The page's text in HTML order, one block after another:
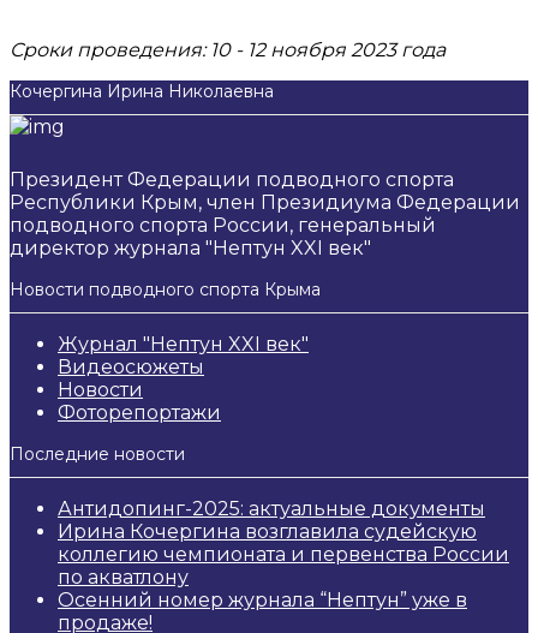
Сроки проведения: 10 - 12 ноября 2023 года
Кочергина Ирина Николаевна
Президент Федерации подводного спорта
Республики Крым, член Президиума Федерации
подводного спорта России, генеральный
директор журнала "Нептун XXI век"
Новости подводного спорта Крыма
Журнал "Нептун XXI век"
Видеосюжеты
Новости
Фоторепортажи
Последние новости
Антидопинг-2025: актуальные документы
Ирина Кочергина возглавила судейскую
коллегию чемпионата и первенства России
по акватлону
Осенний номер журнала “Нептун” уже в
продаже!